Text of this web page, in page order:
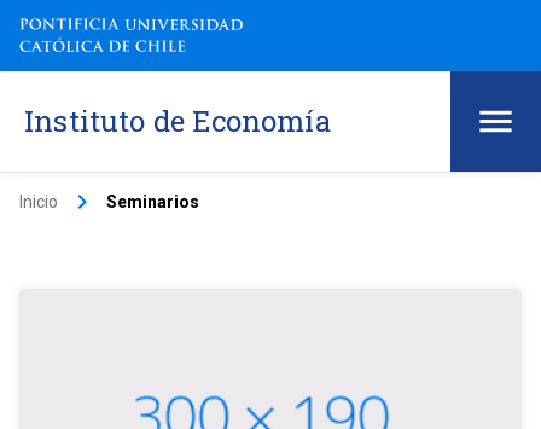
Instituto de Economía
Inicio keyboard_arrow_right Seminarios